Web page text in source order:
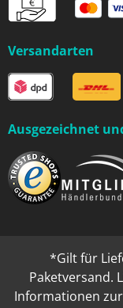
Versandarten
Ausgezeichnet
*Gilt für
Paketversand.
Informationen